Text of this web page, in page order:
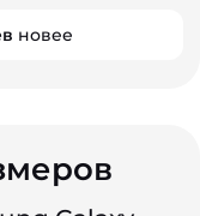
новее